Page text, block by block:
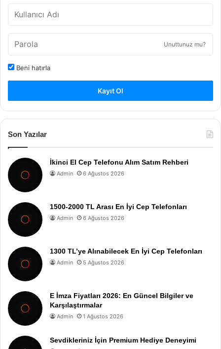
Unuttunuz mu?
Beni hatırla
Kayıt Ol
Son Yazılar
İkinci El Cep Telefonu Alım Satım Rehberi
Admin 6 Ağustos 2026
1500-2000 TL Arası En İyi Cep Telefonları
Admin 6 Ağustos 2026
1300 TL’ye Alınabilecek En İyi Cep Telefonları
Admin 5 Ağustos 2026
E İmza Fiyatları 2026: En Güncel Bilgiler ve
Karşılaştırmalar
Admin 1 Ağustos 2026
Sevdikleriniz İçin Premium Hediye Deneyimi